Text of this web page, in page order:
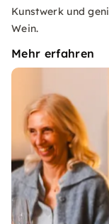
Kunstwerk und
Wein.
Mehr erfahren